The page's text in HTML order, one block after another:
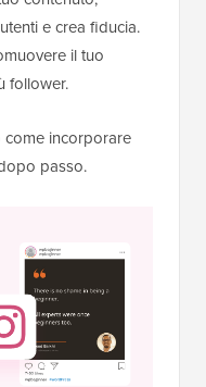
e crea fiducia.
il tuo
follower.
come incorporare
passo.